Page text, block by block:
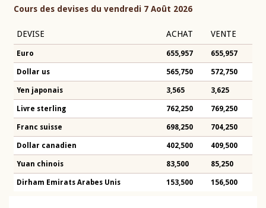
Cours des devises du vendredi 7 Août 2026
DEVISE ACHAT VENTE
Euro 655,957 655,957
Dollar us 565,750 572,750
Yen japonais 3,565 3,625
Livre sterling 762,250 769,250
Franc suisse 698,250 704,250
Dollar canadien 402,500 409,500
Yuan chinois 83,500 85,250
Dirham Emirats Arabes Unis 153,500 156,500